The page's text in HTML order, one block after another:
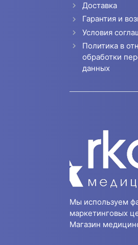
Доставка
Гарантия и
Условия
Политика в
обработки
данных
Мы используем
маркетинговых
Магазин